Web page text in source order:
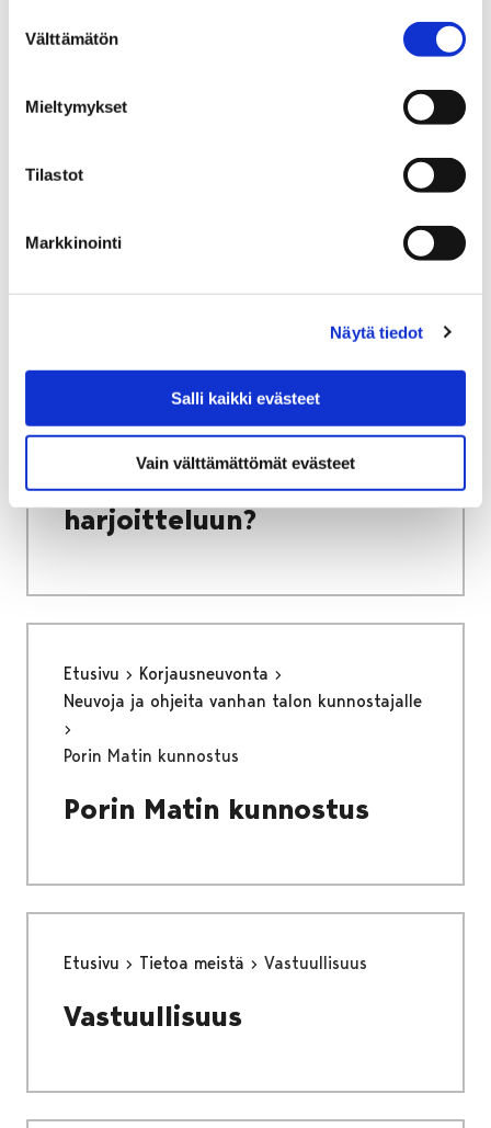
valinta
Välttämätön
Mieltymykset
Tilastot
Markkinointi
Näytä tiedot
Salli kaikki evästeet
Vain välttämättömät evästeet
Etusivu
Tontin historiaa
Tontin historiaa
Tietoa meistä
Museoon töihin tai harjoitteluun?
Museoon töihin tai
harjoitteluun?
Etusivu
Korjausneuvonta
Neuvoja ja ohjeita vanhan talon kunnostajalle
Porin Matin kunnostus
Porin Matin kunnostus
Etusivu Tietoa meistä Vastuullisuus
Vastuullisuus